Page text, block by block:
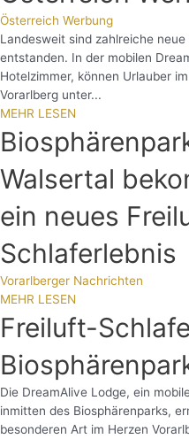
Österreich Werbung
Landesweit sind zahlreiche
entstanden. In der mobilen
Hotelzimmer, können Urlauber
Vorarlberg unter...
MEHR LESEN
Walsertal
ein neues
Schlaferlebnis
Vorarlberger Nachrichten
MEHR LESEN
Freiluft-
Die DreamAlive Lodge, ein
inmitten des Biosphärenparks,
besonderen Art im Herzen